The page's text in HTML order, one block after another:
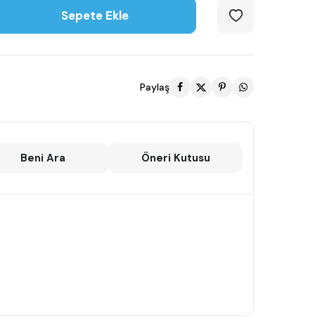
Sepete Ekle
Paylaş
Beni Ara Öneri Kutusu